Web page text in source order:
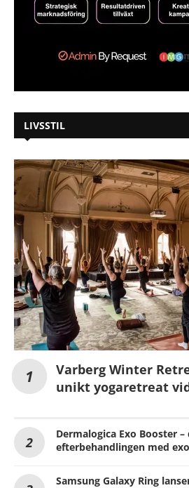
LIVSSTIL
Varberg Winter
unikt yogaretreat
Dermalogica Exo Booster
efterbehandlingen med
Samsung Galaxy Ring